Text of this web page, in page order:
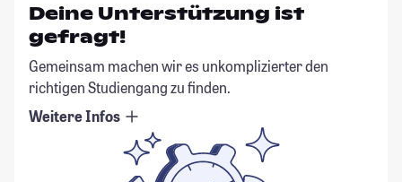
Deine Unterstützung ist
gefragt!
Gemeinsam machen wir es unkomplizierter den
richtigen Studiengang zu finden.
Weitere Infos